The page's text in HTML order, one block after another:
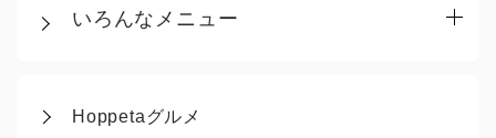
いろんなメニュー
Hoppetaグルメ